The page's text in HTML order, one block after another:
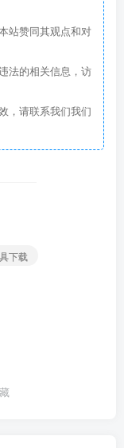
站赞同其观点和对
法的相关信息，访
，请联系我们我们
下载